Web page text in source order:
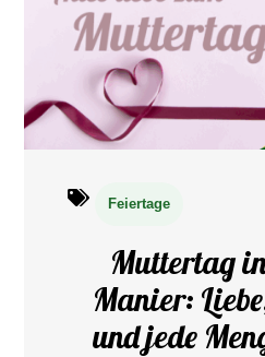
Feiertage
Muttertag
Manier:
und jede